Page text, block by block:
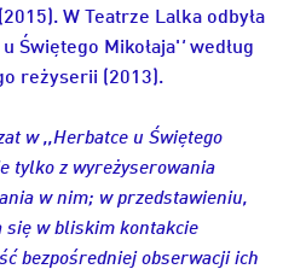
W Teatrze Lalka odbyła
Świętego Mikołaja'' według
reżyserii (2013).
w ,,Herbatce u Świętego
tylko z wyreżyserowania
w nim; w przedstawieniu,
się w bliskim kontakcie
bezpośredniej obserwacji ich